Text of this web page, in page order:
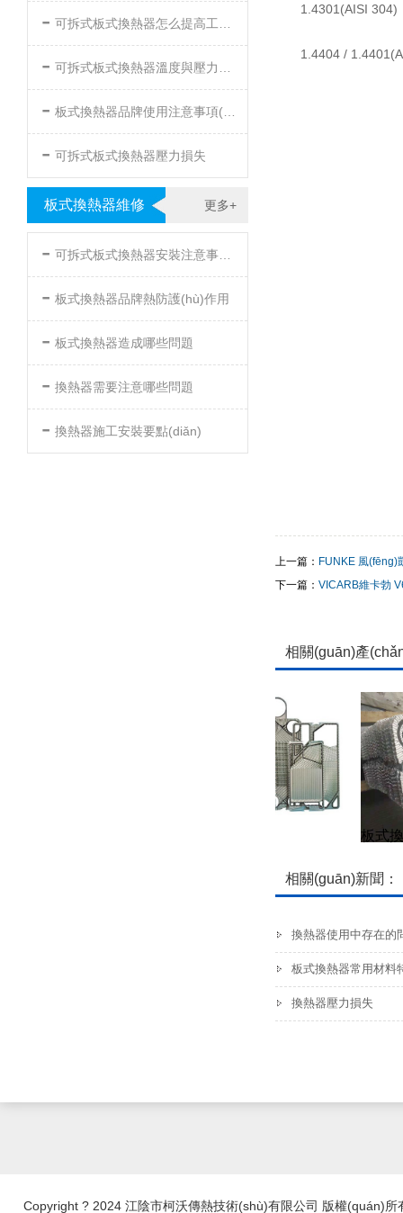
- 可拆式板式換熱器怎么提高工作效率
- 可拆式板式換熱器溫度與壓力的要求
- 板式換熱器品牌使用注意事項(xiàng)
- 可拆式板式換熱器壓力損失
更多+
板式換熱器維修
- 可拆式板式換熱器安裝注意事項(xiàng)
- 板式換熱器品牌熱防護(hù)作用
- 板式換熱器造成哪些問題
- 換熱器需要注意哪些問題
- 換熱器施工安裝要點(diǎn)
1.4301(AISI 304)
1.4404 /
上一篇： FUNKE 風(fēng)
下一篇： VICARB維卡勃
相關(guān)產
板式
相關(guān)新聞：
換熱器使用中存在的
板式換熱器常用材料
換熱器壓力損失
Copyright ? 2024 江陰市柯沃傳熱技術(shù)有限公司 版權(quán)所